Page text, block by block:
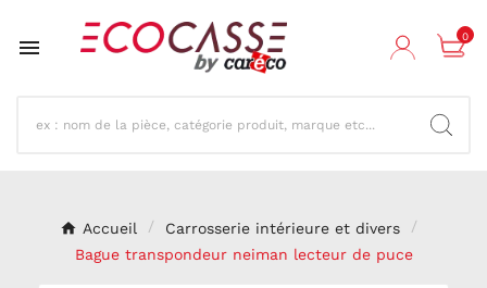
 0
Accueil
Carrosserie intérieure et divers
Bague transpondeur neiman lecteur de puce